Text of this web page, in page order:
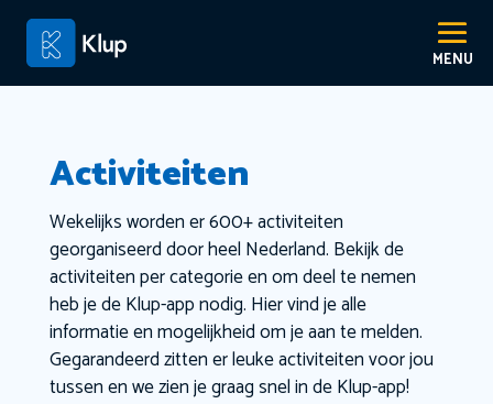
Activiteiten
Wekelijks worden er 600+ activiteiten
georganiseerd door heel Nederland. Bekijk de
activiteiten per categorie en om deel te nemen
heb je de Klup-app nodig. Hier vind je alle
informatie en mogelijkheid om je aan te melden.
Gegarandeerd zitten er leuke activiteiten voor jou
tussen en we zien je graag snel in de Klup-app!